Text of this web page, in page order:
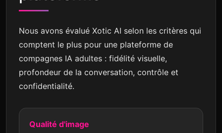
Nous avons évalué Xotic AI selon les critères qui
comptent le plus pour une plateforme de
compagnes IA adultes : fidélité visuelle,
profondeur de la conversation, contrôle et
confidentialité.
Qualité d'image